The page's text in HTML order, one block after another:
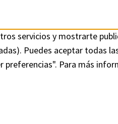
servicios y mostrarte
Puedes aceptar todas
Para más